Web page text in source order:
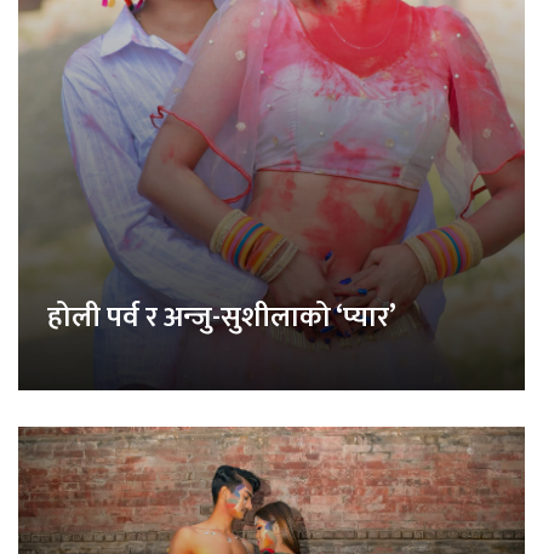
होली पर्व र अन्जु-सुशीलाको ‘प्यार’